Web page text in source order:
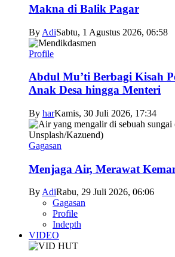
Makna di Balik Pagar
By AdiSabtu, 1 Agustus 2026, 06:58
Profile
Abdul Mu’ti Berbagi Kisah
Anak Desa hingga Menteri
By harKamis, 30 Juli 2026, 17:34
Gagasan
Menjaga Air, Merawat
ByAdiRabu, 29 Juli 2026, 06:06
Gagasan
Profile
Indepth
VIDEO